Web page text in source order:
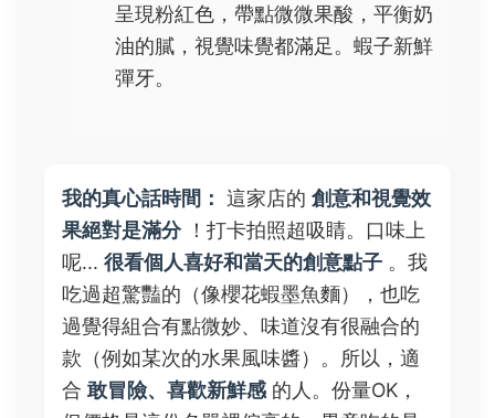
呈現粉紅色，帶點微微果酸，平衡奶
油的膩，視覺味覺都滿足。蝦子新鮮
彈牙。
我的真心話時間： 這家店的 創意和視覺效
果絕對是滿分！打卡拍照超吸睛。口味上
呢... 很看個人喜好和當天的創意點子 。我
吃過超驚豔的（像櫻花蝦墨魚麵），也吃
過覺得組合有點微妙、味道沒有很融合的
款（例如某次的水果風味醬）。所以，適
合 敢冒險、喜歡新鮮感 的人。份量OK，